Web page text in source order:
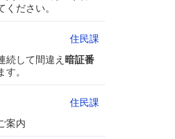
ださい。
住民課
続して間違え 暗証番
。
住民課
案内